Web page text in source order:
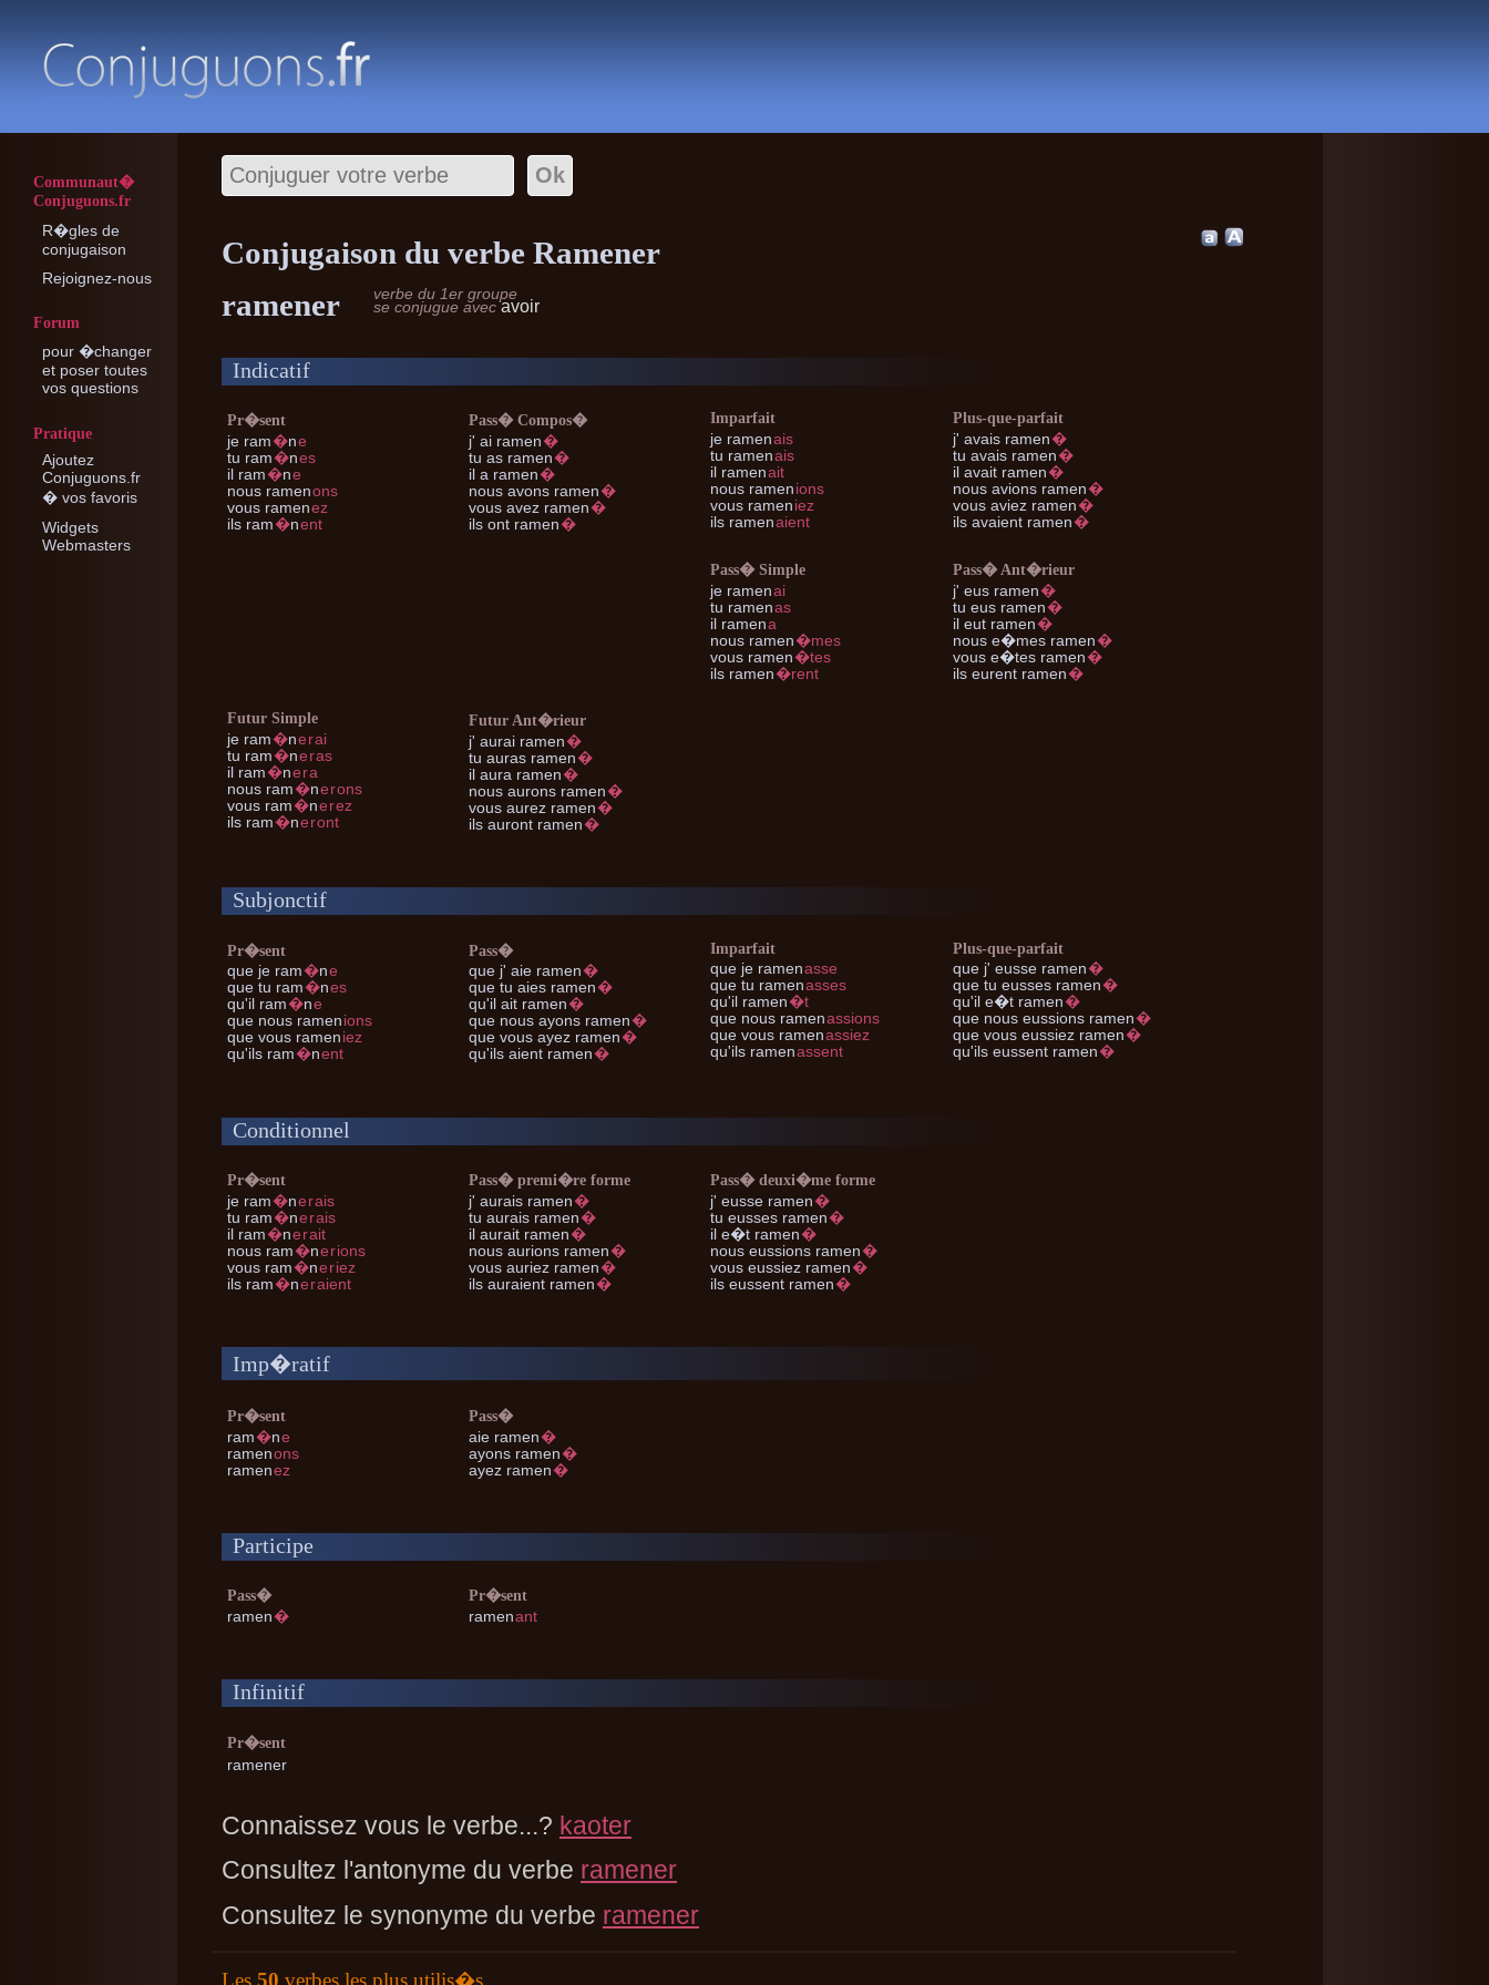
Communaut�
Conjuguons.fr
R�gles de
conjugaison
Rejoignez-nous
Forum
pour �changer
et poser toutes
vos questions
Pratique
Ajoutez
Conjuguons.fr
� vos favoris
Widgets
Webmasters
Conjugaison du verbe Ramener
ramener
verbe du 1er groupe
se conjugue avecavoir
Indicatif
Pr�sent
je ram�ne
tu ram�nes
il ram�ne
nous ramenons
vous ramenez
ils ram�nent
Pass� Compos�
j' ai ramen�
tu as ramen�
il a ramen�
nous avons ramen�
vous avez ramen�
ils ont ramen�
Imparfait
je ramenais
tu ramenais
il ramenait
nous ramenions
vous rameniez
ils ramenaient
Plus-que-parfait
j' avais ramen�
tu avais ramen�
ilavait ramen�
nousavions ramen�
vousaviez ramen�
ilsavaient ramen�
Pass� Simple
je ramenai
tu ramenas
il ramena
nous ramen�mes
vous ramen�tes
ils ramen�rent
Pass� Ant�rieur
j' eus ramen�
tu eus ramen�
ileut ramen�
nouse�mes ramen�
vouse�tes ramen�
ilseurent ramen�
Futur Simple
je ram�nerai
tu ram�neras
il ram�nera
nous ram�nerons
vous ram�nerez
ils ram�neront
Futur Ant�rieur
j' aurai ramen�
tu auras ramen�
il aura ramen�
nous aurons ramen�
vous aurez ramen�
ils auront ramen�
Subjonctif
Pr�sent
que je ram�ne
que tu ram�nes
qu'il ram�ne
que nous ramenions
que vous rameniez
qu'ils ram�nent
Pass�
que j' aie ramen�
que tu aies ramen�
qu'il ait ramen�
que nous ayons ramen�
que vous ayez ramen�
qu'ils aient ramen�
Imparfait
que je ramenasse
que tu ramenasses
qu'il ramen�t
que nous ramenassions
que vous ramenassiez
qu'ils ramenassent
Plus-que-parfait
que j' eusse ramen�
que tu eusses ramen�
qu'ile�t ramen�
que nouseussions ramen�
que vouseussiez ramen�
qu'ilseussent ramen�
Conditionnel
Pr�sent
je ram�nerais
tu ram�nerais
il ram�nerait
nous ram�nerions
vous ram�neriez
ils ram�neraient
Pass� premi�re forme
j' aurais ramen�
tu aurais ramen�
il aurait ramen�
nous aurions ramen�
vous auriez ramen�
ils auraient ramen�
Pass� deuxi�me forme
j' eusse ramen�
tu eusses ramen�
il e�t ramen�
nous eussions ramen�
vous eussiez ramen�
ils eussent ramen�
Imp�ratif
Pr�sent
ram�ne
ramenons
ramenez
Pass�
aie ramen�
ayons ramen�
ayez ramen�
Participe
Pass�
ramen�
Pr�sent
ramenant
Infinitif
Pr�sent
ramener
Connaissez vous le verbe...? kaoter
Consultez l'antonyme du verbe ramener
Consultez le synonyme du verbe ramener
Les 50 verbes les plus utilis�s